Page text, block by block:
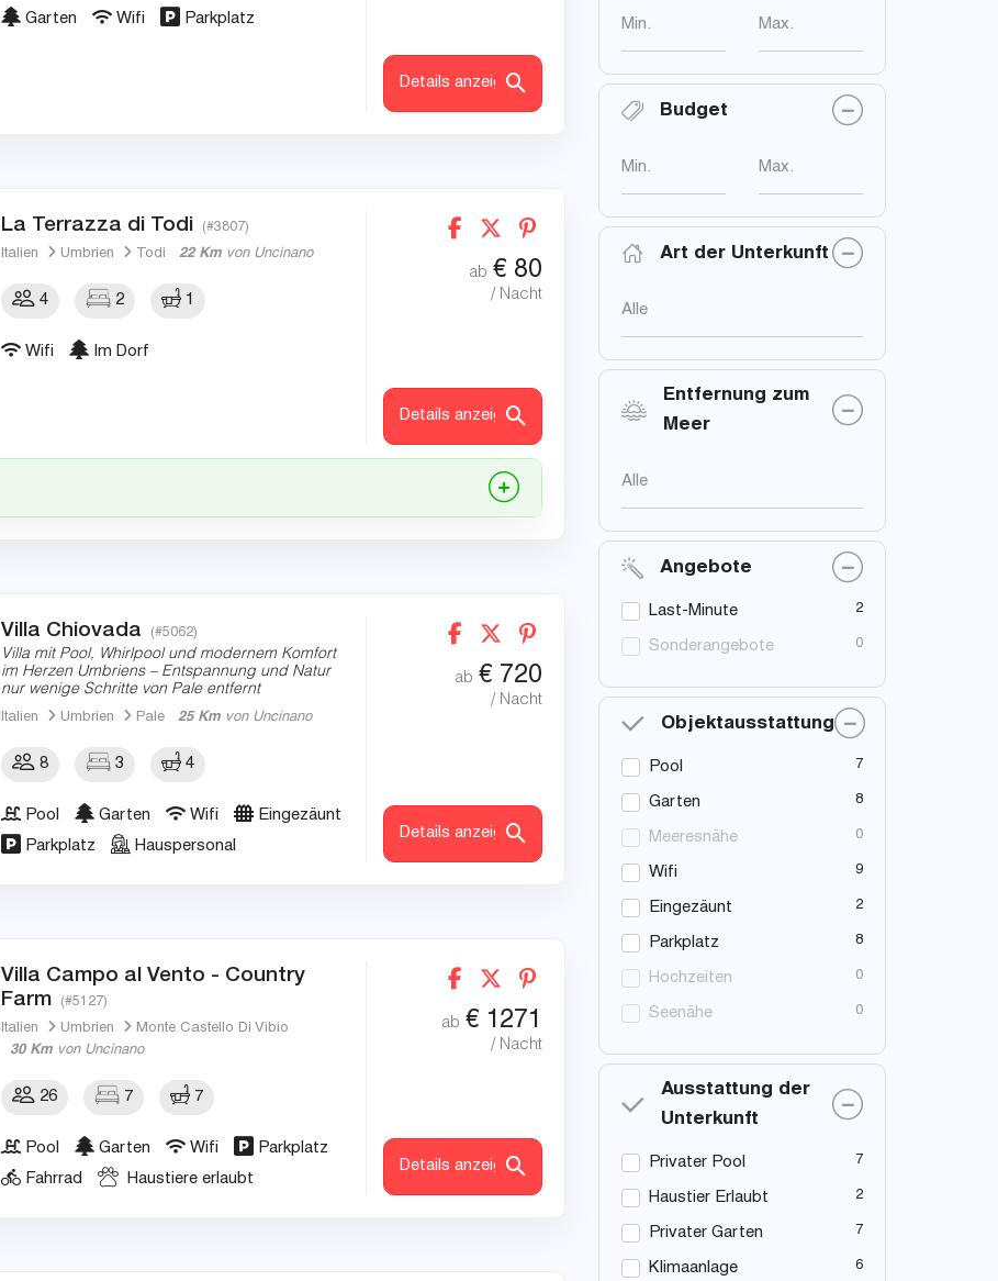
Garten Wifi Parkplatz
Details anzeigen
La Terrazza di Todi (#3807)
Italien Umbrien Todi 22 Km von Uncinano
4 2 1
Wifi Im Dorf
ab € 80
/ Nacht
Details anzeigen
Villa Chiovada (#5062)
Villa mit Pool, Whirlpool und modernem Komfort
im Herzen Umbriens – Entspannung und Natur
nur wenige Schritte von Pale entfernt
Italien Umbrien Pale 25 Km von Uncinano
8 3 4
Pool Garten Wifi
Eingezäunt
Parkplatz
Hauspersonal
ab € 720
/ Nacht
Details anzeigen
Villa Campo al Vento - Country
Farm
(#5127)
Italien Umbrien
Monte Castello Di Vibio
30 Km von Uncinano
26 7 7
Pool Garten Wifi
Parkplatz
Fahrrad
Haustiere erlaubt
ab € 1271
/ Nacht
Details anzeigen
Min. Max.
Budget
Min. Max.
Art der Unterkunft
Alle
Entfernung zum
Meer
Alle
Angebote
Last-Minute 2
Sonderangebote 0
Objektausstattung
Pool 7
Garten 8
Meeresnähe 0
Wifi 9
Eingezäunt 2
Parkplatz 8
Hochzeiten 0
Seenähe 0
Ausstattung der
Unterkunft
Privater Pool 7
Haustier Erlaubt 2
Privater Garten 7
Klimaanlage 6